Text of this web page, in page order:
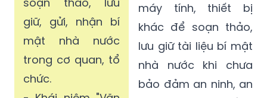
giữ, gửi, nhận bí
mật nhà nước
trong cơ quan, tổ
chức.
máy tính, thiết bị
khác để soạn thảo,
lưu giữ tài liệu bí mật
nhà nước khi chưa
bảo đảm an ninh, an